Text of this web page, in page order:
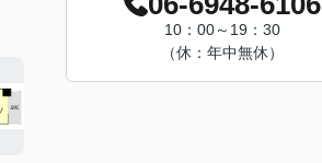
10：00～19：30
（休：年中無休）